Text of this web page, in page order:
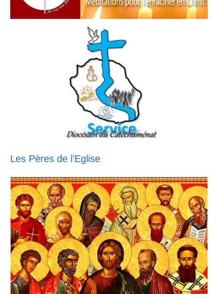
Les Pères de l’Eglise